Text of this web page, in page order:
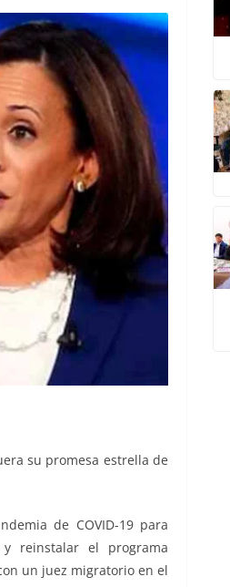
su promesa estrella de
de COVID-19 para
reinstalar el programa
un juez migratorio en el